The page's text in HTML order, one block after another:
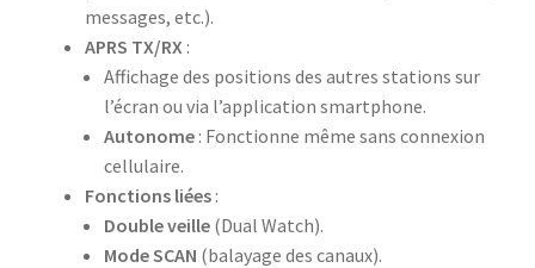
messages, etc.).
APRS TX/RX :
Affichage des positions des autres stations sur
l’écran ou via l’application smartphone.
Autonome: Fonctionne même sans connexion
cellulaire.
Fonctions liées:
Double veille(Dual Watch).
Mode SCAN (balayage des canaux).